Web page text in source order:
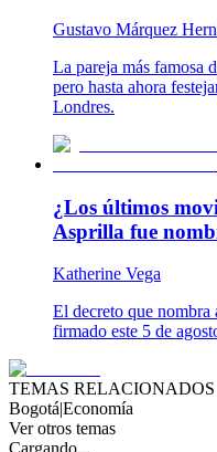
Gustavo Márquez
La pareja más famosa
pero hasta ahora
Londres.
¿Los últimos
Asprilla fue
Katherine Vega
El decreto que nombra
firmado este 5 de
TEMAS RELACIONADOS
BogotáEconomía
Ver otros temas